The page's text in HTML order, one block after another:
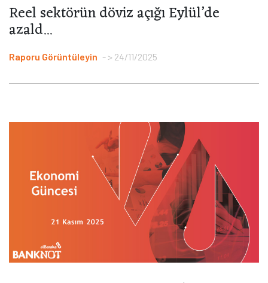
Reel sektörün döviz açığı Eylül’de
azald...
Raporu Görüntüleyin > 24/11/2025